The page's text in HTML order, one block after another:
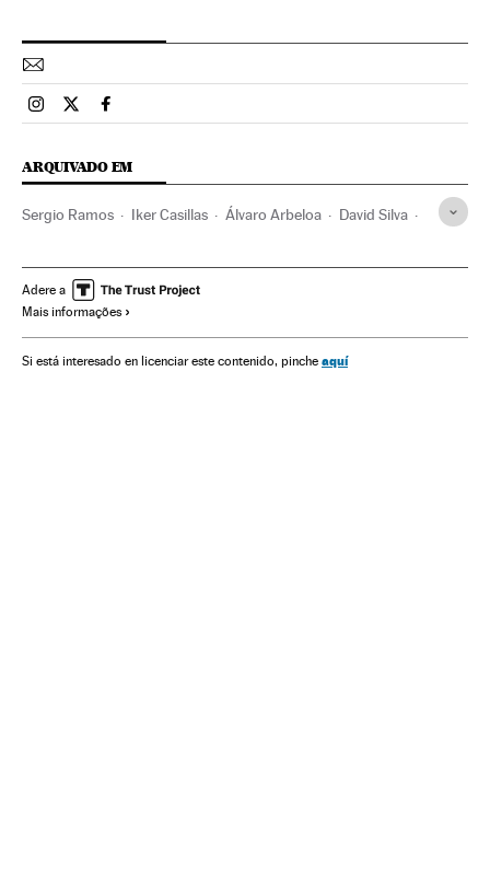
Esportes El País Brasil en Instagram
Esportes El País Brasil en Twitter
Esportes El País Brasil en Facebook
ARQUIVADO EM
Sergio Ramos Iker Casillas Álvaro Arbeloa David Silva
Seleções esportivas Copa do Mundo Futebol
Seleção Futebol Espanha
Vicente del Bosque Xavi Andrés Iniesta Gerard Piqué
Adere a
Mais informações
Si está interesado en licenciar este contenido, pinche aquí